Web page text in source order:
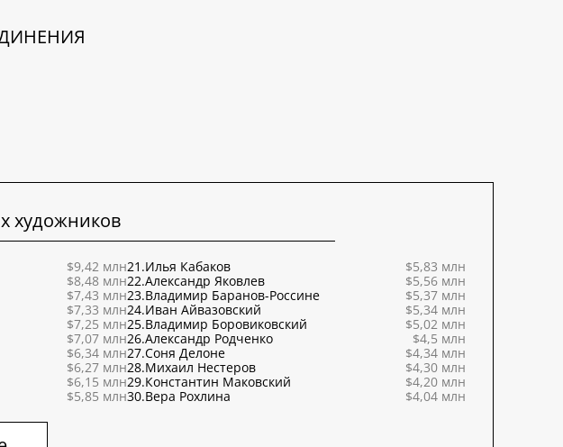
художников
$9,42 млн
$8,48 млн
$7,43 млн
$7,33 млн
$7,25 млн
$7,07 млн
$6,34 млн
$6,27 млн
$6,15 млн
$5,85 млн
21.Илья Кабаков
$5,83 млн
22.Александр Яковлев
$5,56 млн
23.Владимир Баранов-Россине
$5,37 млн
24.Иван Айвазовский
$5,34 млн
25.Владимир Боровиковский
$5,02 млн
26.Александр Родченко
$4,5 млн
27.Соня Делоне
$4,34 млн
28.Михаил Нестеров
$4,30 млн
29.Константин Маковский
$4,20 млн
30.Вера Рохлина $4,04 млн